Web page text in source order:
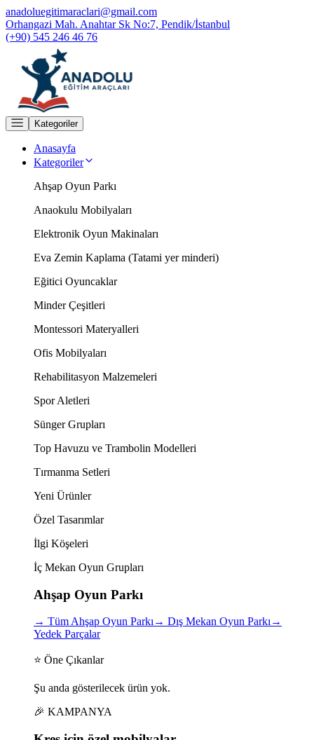
anadoluegitimaraclari@gmail.com
Orhangazi Mah. Anahtar Sk No:7, Pendik/İstanbul
(+90) 545 246 46 76
Kategoriler
Anasayfa
Kategoriler
Ahşap Oyun Parkı
Anaokulu Mobilyaları
Elektronik Oyun Makinaları
Eva Zemin Kaplama (Tatami yer minderi)
Eğitici Oyuncaklar
Minder Çeşitleri
Montessori Materyalleri
Ofis Mobilyaları
Rehabilitasyon Malzemeleri
Spor Aletleri
Sünger Grupları
Top Havuzu ve Trambolin Modelleri
Tırmanma Setleri
Yeni Ürünler
Özel Tasarımlar
İlgi Köşeleri
İç Mekan Oyun Grupları
Ahşap Oyun Parkı
→ Tüm Ahşap Oyun Parkı→ Dış Mekan Oyun Parkı→
Yedek Parçalar
⭐ Öne Çıkanlar
Şu anda gösterilecek ürün yok.
🎉 KAMPANYA